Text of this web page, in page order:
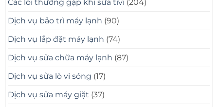
Các lỗi thường gặp khi sửa tivi (204)
Dịch vụ bảo trì máy lạnh (90)
Dịch vụ lắp đặt máy lạnh (74)
Dịch vụ sửa chữa máy lạnh (87)
Dịch vụ sửa lò vi sóng (17)
Dịch vụ sửa máy giặt (37)